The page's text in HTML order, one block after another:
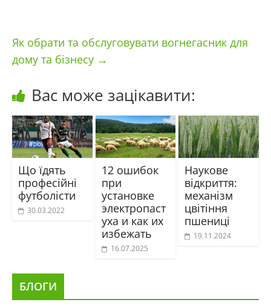
Як обрати та обслуговувати вогнегасник для
дому та бізнесу →
Вас може зацікавити:
Що їдять
професійні
футболісти
30.03.2022
12 ошибок
при
установке
электропаст
уха и как их
избежать
16.07.2025
Наукове
відкриття:
механізм
цвітіння
пшениці
19.11.2024
БЛОГИ